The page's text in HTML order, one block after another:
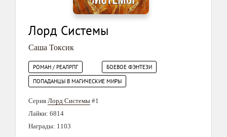
Лорд Системы
Саша Токсик
РОМАН / РЕАЛРПГ
БОЕВОЕ ФЭНТЕЗИ
ПОПАДАНЦЫ В МАГИЧЕСКИЕ МИРЫ
Серия Лорд Системы #1
Лайки: 6814
Награды: 1103